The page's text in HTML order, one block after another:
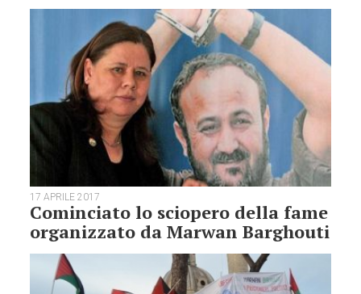
17 APRILE 2017
Cominciato lo sciopero della fame
organizzato da Marwan Barghouti